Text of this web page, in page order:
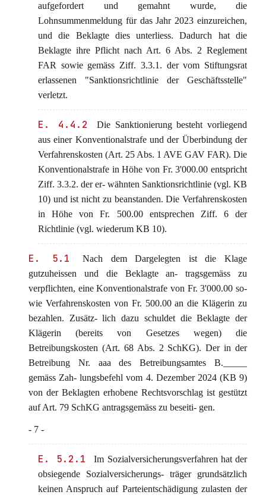
aufgefordert und gemahnt wurde, die
Lohnsummenmeldung für das Jahr 2023 einzureichen,
und die Beklagte dies unterliess. Dadurch hat die
Beklagte ihre Pflicht nach Art. 6 Abs. 2 Reglement
FAR sowie gemäss Ziff. 3.3.1. der vom Stiftungsrat
erlassenen "Sanktionsrichtlinie der Geschäftsstelle"
verletzt.
E. 4.4.2
Die Sanktionierung besteht vorliegend
aus einer Konventionalstrafe und der Überbindung der
Verfahrenskosten (Art. 25 Abs. 1 AVE GAV FAR). Die
Konventionalstrafe in Höhe von Fr. 3'000.00 entspricht
Ziff. 3.3.2. der er- wähnten Sanktionsrichtlinie (vgl. KB
10) und ist nicht zu beanstanden. Die Verfahrenskosten
in Höhe von Fr. 500.00 entsprechen Ziff. 6 der
Richtlinie (vgl. wiederum KB 10).
E. 5.1
Nach dem Dargelegten ist die Klage
gutzuheissen und die Beklagte an- tragsgemäss zu
verpflichten, eine Konventionalstrafe von Fr. 3'000.00 so-
wie Verfahrenskosten von Fr. 500.00 an die Klägerin zu
bezahlen. Zusätz- lich dazu schuldet die Beklagte der
Klägerin (bereits von Gesetzes wegen) die
Betreibungskosten (Art. 68 Abs. 2 SchKG). Der in der
Betreibung Nr. aaa des Betreibungsamtes B._____
gemäss Zah- lungsbefehl vom 4. Dezember 2024 (KB 9)
von der Beklagten erhobene Rechtsvorschlag ist gestützt
auf Art. 79 SchKG antragsgemäss zu beseiti- gen.
- 7 -
E. 5.2.1
Im Sozialversicherungsverfahren hat der
obsiegende Sozialversicherungs- träger grundsätzlich
keinen Anspruch auf Parteientschädigung zulasten der